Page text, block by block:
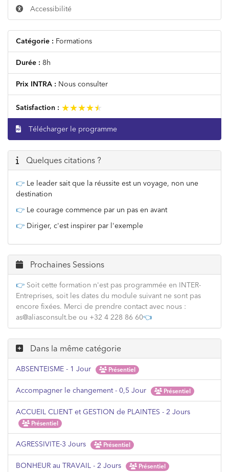
Accessibilité
Catégorie : Formations
Durée : 8h
Prix INTRA : Nous consulter
Satisfaction : ★★★★★
★★★★★
Télécharger le programme
Quelques citations ?
👉 Le leader sait que la réussite est un voyage, non une
destination
👉 Le courage commence par un pas en avant
👉 Diriger, c'est inspirer par l'exemple
Prochaines Sessions
👉 Soit cette formation n'est pas programmée en INTER-
Entreprises, soit les dates du module suivant ne sont pas
encore fixées. Merci de prendre contact avec nous :
as@aliasconsult.be ou +32 4 228 86 60👈
Dans la même catégorie
ABSENTEISME - 1 Jour Présentiel
Accompagner le changement - 0,5 Jour Présentiel
ACCUEIL CLIENT et GESTION de PLAINTES - 2 Jours
Présentiel
AGRESSIVITE-3 Jours Présentiel
BONHEUR au TRAVAIL - 2 Jours Présentiel